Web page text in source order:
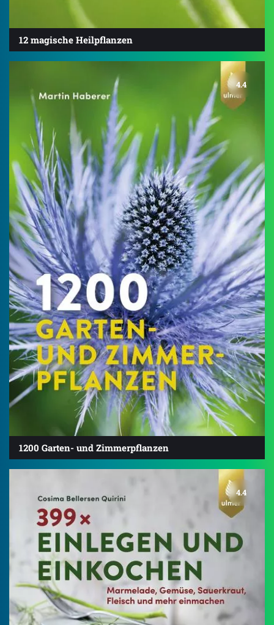
12 magische Heilpflanzen
4.4
1200 Garten- und Zimmerpflanzen
4.4